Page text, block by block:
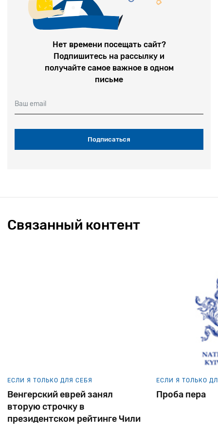
Нет времени посещать сайт?
Подпишитесь на рассылку и
получайте самое важное в одном
письме
Ваш email
Связанный контент
ЕСЛИ Я ТОЛЬКО ДЛЯ СЕБЯ
Венгерский еврей занял
вторую строчку в
президентском рейтинге Чили
ЕСЛИ Я ТОЛЬКО
Проба пера